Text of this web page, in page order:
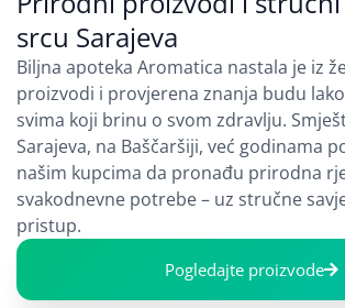
srcu Sarajeva
Biljna apoteka Aromatica nastala je iz
proizvodi i provjerena znanja budu
svima koji brinu o svom zdravlju.
Sarajeva, na Baščaršiji, već godinama
našim kupcima da pronađu prirodna
svakodnevne potrebe – uz stručne
pristup.
Pogledajte proizvode